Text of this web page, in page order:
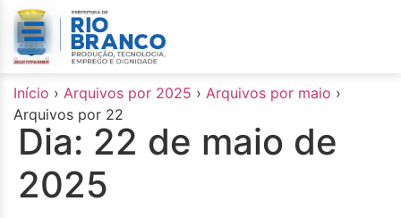
conteúdo
Início › Arquivos por 2025 › Arquivos por maio ›
Arquivos por 22
Dia: 22 de maio de
2025